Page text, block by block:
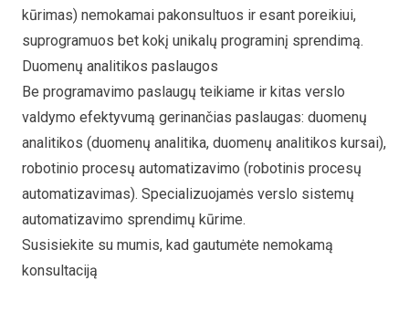
kūrimas) nemokamai pakonsultuos ir esant poreikiui,
suprogramuos bet kokį unikalų programinį sprendimą.
Duomenų analitikos paslaugos
Be programavimo paslaugų teikiame ir kitas verslo
valdymo efektyvumą gerinančias paslaugas: duomenų
analitikos (duomenų analitika, duomenų analitikos kursai),
robotinio procesų automatizavimo (robotinis procesų
automatizavimas). Specializuojamės verslo sistemų
automatizavimo sprendimų kūrime.
Susisiekite su mumis, kad gautumėte nemokamą
konsultaciją